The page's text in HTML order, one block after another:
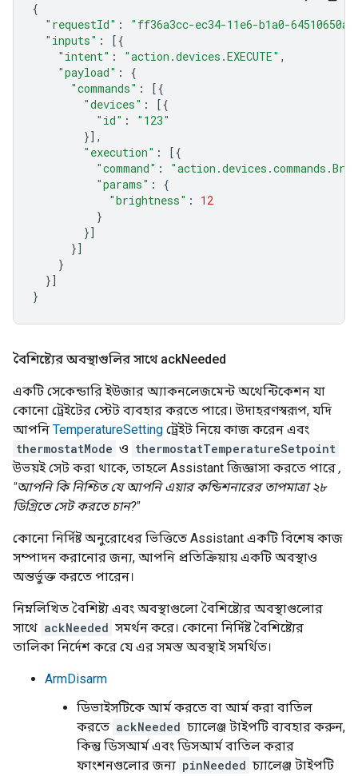
{
"requestId" :
"ff36a3cc-ec34-11e6-b1a0-
"inputs" :
[{
"intent" : "action.devices.EXECUTE" ,
"payload" :
{
"commands" :
[{
"devices" :
[{
"id" :
"123"
}],
"execution" :
[{
"command" :
"params" :
{
"brightness" :
12
}
}]
}]
}
}]
}
বৈশিষ্ট্যের অবস্থাগুলির সাথে ackNeeded
একটি সেকেন্ডারি ইউজার অ্যাকনলেজমেন্ট অথেন্টিকেশন যা
কোনো ট্রেইটের স্টেট ব্যবহার করতে পারে। উদাহরণস্বরূপ, যদি
আপনি TemperatureSetting ট্রেইট নিয়ে কাজ করেন এবং
thermostatMode ও thermostatTemperatureSetpoint
উভয়ই সেট করা থাকে, তাহলে Assistant জিজ্ঞাসা করতে পারে ,
"আপনি কি নিশ্চিত যে আপনি এয়ার কন্ডিশনারের তাপমাত্রা ২৮
ডিগ্রিতে সেট করতে চান?"
কোনো নির্দিষ্ট অনুরোধের ভিত্তিতে Assistant একটি বিশেষ কাজ
সম্পাদন করানোর জন্য, আপনি প্রতিক্রিয়ায় একটি অবস্থাও
অন্তর্ভুক্ত করতে পারেন।
নিম্নলিখিত বৈশিষ্ট্য এবং অবস্থাগুলো বৈশিষ্ট্যের অবস্থাগুলোর
সাথে ackNeeded সমর্থন করে। কোনো নির্দিষ্ট বৈশিষ্ট্যের
তালিকা নির্দেশ করে যে এর সমস্ত অবস্থাই সমর্থিত।
ArmDisarm
ডিভাইসটিকে আর্ম করতে বা আর্ম করা বাতিল
করতে ackNeeded চ্যালেঞ্জ টাইপটি ব্যবহার করুন,
কিন্তু ডিসআর্ম এবং ডিসআর্ম বাতিল করার
ফাংশনগুলোর জন্য pinNeeded চ্যালেঞ্জ টাইপটি